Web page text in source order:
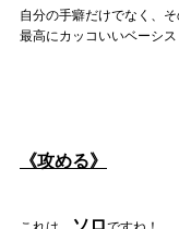
自分の手癖だけでなく、
最高にカッコいいベーシス
《攻める》
ソロ